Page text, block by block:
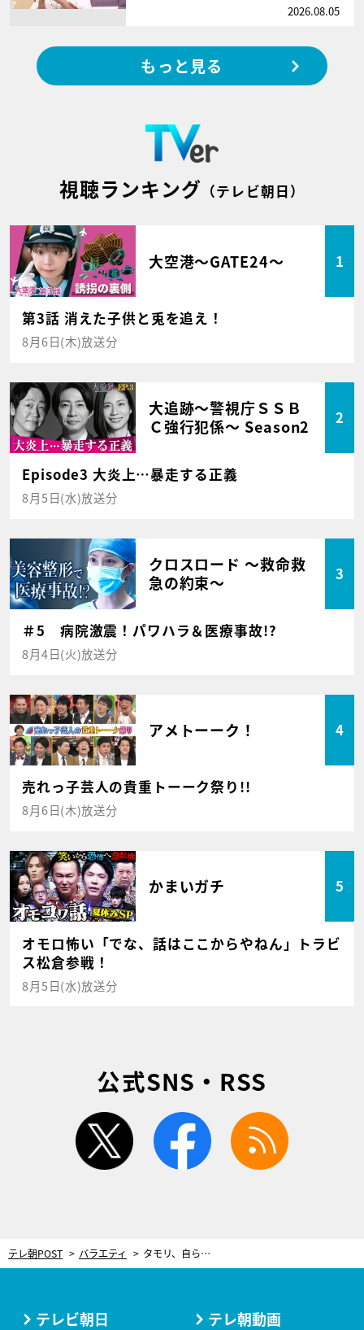
2026.08.05
もっと見る
視聴ランキング （テレビ朝日）
大空港～GATE24～ 1
第3話 消えた子供と兎を追え！
8月6日(木)放送分
大追跡～警視庁ＳＳＢ
Ｃ強行犯係～ Season2
2
Episode3 大炎上…暴走する正義
8月5日(水)放送分
クロスロード ～救命救
急の約束～
3
＃5 病院激震！パワハラ＆医療事故!?
8月4日(火)放送分
アメトーーク！ 4
売れっ子芸人の貴重トーーク祭り!!
8月6日(木)放送分
かまいガチ 5
オモロ怖い「でな、話はここからやねん」トラビ
ス松倉参戦！
8月5日(水)放送分
公式SNS・RSS
twitter facebook
テレ朝POST バラエティ タモリ、自ら富士山へ！『タモリステーション』最新作のテーマは「富士山噴火」
テレビ朝日 テレ朝動画